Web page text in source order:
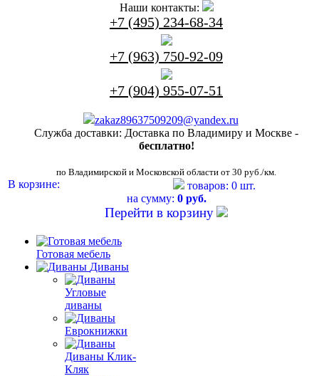
Наши контакты:
+7 (495) 234-68-34
+7 (963) 750-92-09
+7 (904) 955-07-51
zakaz89637509209@yandex.ru
Служба доставки: Доставка по Владимиру и Москве -
бесплатно!
по Владимирской и Московской области от 30 руб./км.
В корзине:
товаров: 0 шт.
на сумму: 0 руб.
Перейти в корзину
Готовая мебель
Диваны
Угловые
диваны
Еврокнижки
Диваны Клик-
Кляк